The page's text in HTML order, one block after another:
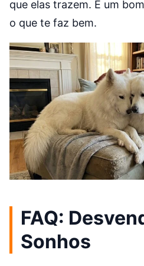
que elas trazem. É um
o que te faz bem.
FAQ:
Sonhos